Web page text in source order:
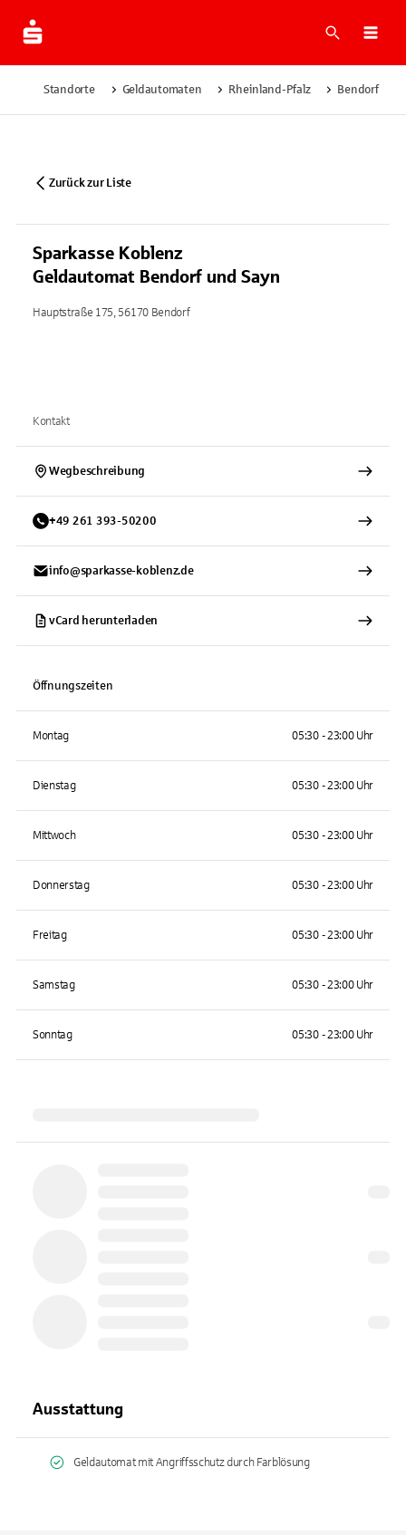
Suche
Standorte Geldautomaten Rheinland-Pfalz Bendorf
Zurück zur Liste
Sparkasse Koblenz
Geldautomat Bendorf und Sayn
Hauptstraße 175, 56170 Bendorf
Kontakt
Wegbeschreibung
+49 261 393-50200
info@sparkasse-koblenz.de
vCard herunterladen
Öffnungszeiten
Montag 05:30 - 23:00 Uhr
Dienstag 05:30 - 23:00 Uhr
Mittwoch 05:30 - 23:00 Uhr
Donnerstag 05:30 - 23:00 Uhr
Freitag 05:30 - 23:00 Uhr
Samstag 05:30 - 23:00 Uhr
Sonntag 05:30 - 23:00 Uhr
Ausstattung
Geldautomat mit Angriffsschutz durch Farblösung